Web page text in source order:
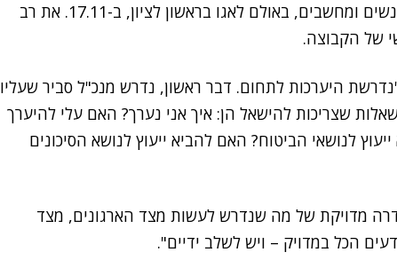
, שייערך בהפקת אנשים ומחשבים, באולם לאגו בראשון לציון, ב-17.11. את רב
של הקבוצה.
היערכות לתחום. דבר ראשון, נדרש מנכ"ל סביר שעליו
שצריכות להישאל הן: איך אני נערך? האם עלי להיערך
לנושאי הביטוח? האם להביא ייעוץ לנושא הסיכונים
מדויקת של מה שנדרש לעשות מצד הארגונים, מצד
הכל במדויק – ויש לשלב ידיים".